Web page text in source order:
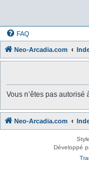
FAQ
Neo-Arcadia.com
Vous n’êtes pas
Neo-Arcadia.com
Développé